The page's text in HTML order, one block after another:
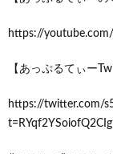
https://
【あっぷるてぃー
https://twitter.com/